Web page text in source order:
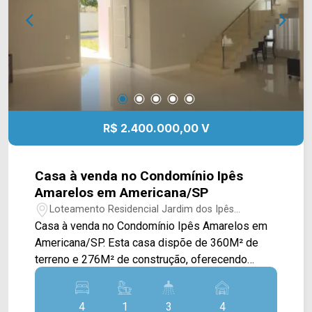
mudança!
WhatsApp e Telefone Arbix: (19) 3475-4546
ARBIX IMÓVEIS - Presente em cada mudança!
R$ 2.400.000,00 V
Casa à venda no Condomínio Ipês
Amarelos em Americana/SP
Loteamento Residencial Jardim dos Ipês
Amarelos - Americana/SP
Casa à venda no Condomínio Ipês Amarelos em
Americana/SP. Esta casa dispõe de 360M² de
terreno e 276M² de construção, oferecendo
ampla sala de estar e de jantar integradas,
cozinha toda planejada e com cooktop, extensa
4 1 3 4